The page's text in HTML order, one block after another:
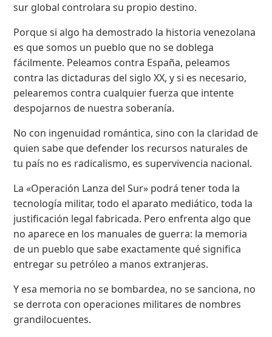
sur global controlara su propio destino.
Porque si algo ha demostrado la historia venezolana
es que somos un pueblo que no se doblega
fácilmente. Peleamos contra España, peleamos
contra las dictaduras del siglo XX, y si es necesario,
pelearemos contra cualquier fuerza que intente
despojarnos de nuestra soberanía.
No con ingenuidad romántica, sino con la claridad de
quien sabe que defender los recursos naturales de
tu país no es radicalismo, es supervivencia nacional.
La «Operación Lanza del Sur» podrá tener toda la
tecnología militar, todo el aparato mediático, toda la
justificación legal fabricada. Pero enfrenta algo que
no aparece en los manuales de guerra: la memoria
de un pueblo que sabe exactamente qué significa
entregar su petróleo a manos extranjeras.
Y esa memoria no se bombardea, no se sanciona, no
se derrota con operaciones militares de nombres
grandilocuentes.